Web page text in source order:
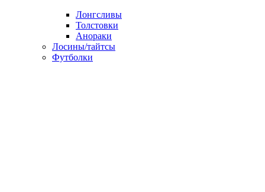
Лонгсливы
Толстовки
Анораки
Лосины/тайтсы
Футболки